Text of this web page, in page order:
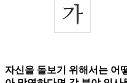
자신을 돌보기 위해서는 어